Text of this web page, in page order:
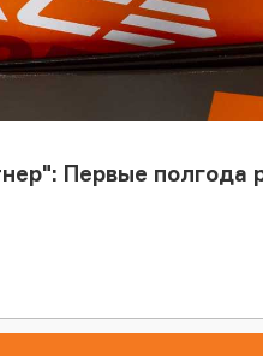
Первые полгода